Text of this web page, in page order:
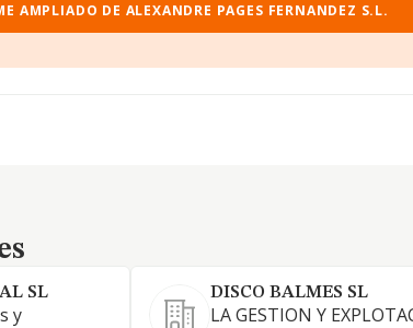
AMPLIADO DE ALEXANDRE PAGES FERNANDEZ S.L.
SL
y
DISCO BALMES SL
LA GESTION Y